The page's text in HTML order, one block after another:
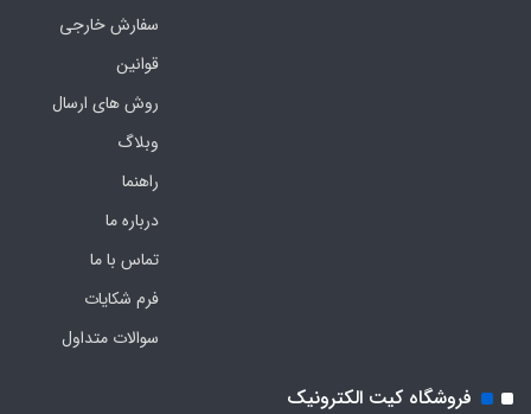
سفارش خارجی
قوانین
روش های ارسال
وبلاگ
راهنما
درباره ما
تماس با ما
فرم‌ شکایات
سوالات متداول
فروشگاه کیت الکترونیک